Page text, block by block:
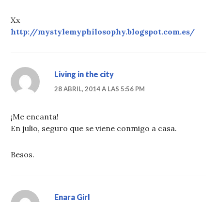
Xx
http://mystylemyphilosophy.blogspot.com.es/
Living in the city
28 ABRIL, 2014 A LAS 5:56 PM
¡Me encanta!
En julio, seguro que se viene conmigo a casa.
Besos.
Enara Girl